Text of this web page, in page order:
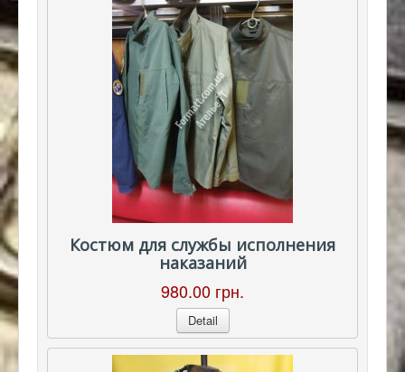
Костюм для службы исполнения
наказаний
980.00 грн.
Detail